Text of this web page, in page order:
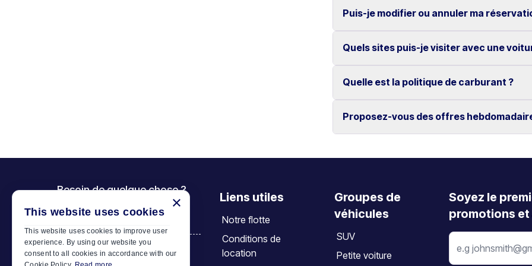
Si nécessaire, un véhicule de remplacement
Non, tous nos véhicules bénéficient du
Puis-je modifier ou annuler ma
Oui, les modifications et annulations sont
L’annulation doit être effectuée au moins 2
Quels sites puis-je visiter avec une
Découvrez des lieux emblématiques tels
Quelle est la politique de carburant ?
Le véhicule doit être restitué avec le même
Proposez-vous des offres
Oui, nous proposons des tarifs
Besoin de quelque chose ?
Appelez-nous
+30 6944 833 391
Liens utiles
Notre flotte
Conditions de
location
Groupes de
véhicules
SUV
Petite voiture
Soyez le
promotions
×
This website uses cookies
This website uses cookies to improve user
experience. By using our website you
consent to all cookies in accordance with our